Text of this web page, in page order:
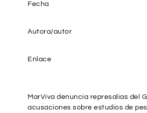
Fecha
Autora/autor
Enlace
MarViva denuncia represalias del
acusaciones sobre estudios de